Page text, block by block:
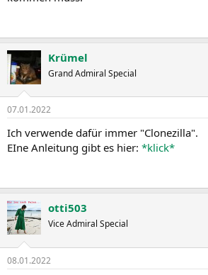
Krümel
Grand Admiral Special
07.01.2022
Ich verwende dafür immer "Clonezilla".
EIne Anleitung gibt es hier: *klick*
otti503
Vice Admiral Special
08.01.2022